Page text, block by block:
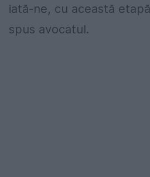
iată-ne, cu această
spus avocatul.